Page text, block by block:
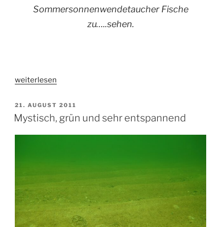
Sommersonnenwendetaucher Fische
zu…..sehen.
„Sommersonnenwendetaucher
Nienhagen“
weiterlesen
VERÖFFENTLICHT
AM
21. AUGUST 2011
Mystisch, grün und sehr entspannend